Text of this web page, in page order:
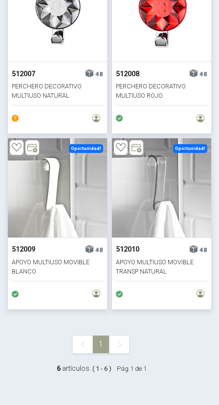
512007
48
PERCHERO DECORATIVO
MULTIUSO NATURAL
512008
48
PERCHERO DECORATIVO
MULTIUSO ROJO
512009
48
APOYO MULTIUSO MOVIBLE
BLANCO
Oportunidad!
512010
48
APOYO MULTIUSO MOVIBLE
TRANSP NATURAL
Oportunidad!
1
6 artículos. ( 1 - 6 ) Pág 1 de 1